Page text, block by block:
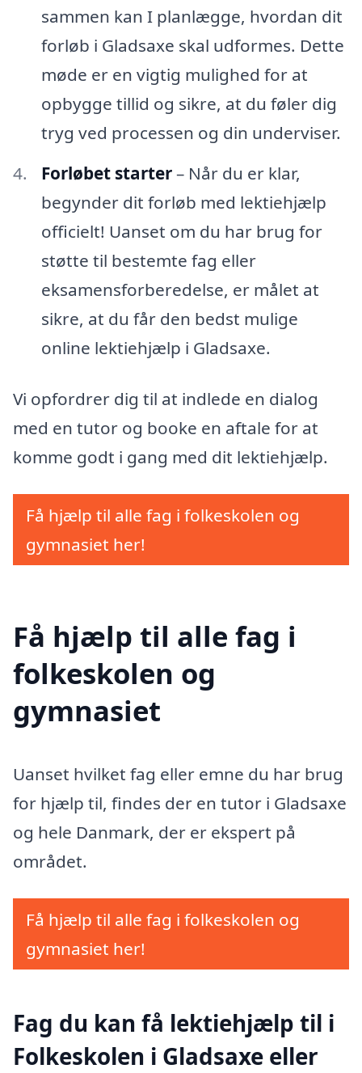
sammen kan I planlægge, hvordan dit
forløb i Gladsaxe skal udformes. Dette
møde er en vigtig mulighed for at
opbygge tillid og sikre, at du føler dig
tryg ved processen og din underviser.
Forløbet starter– Når du er klar,
begynder dit forløb med lektiehjælp
officielt! Uanset om du har brug for
støtte til bestemte fag eller
eksamensforberedelse, er målet at
sikre, at du får den bedst mulige
online lektiehjælp i Gladsaxe.
Vi opfordrer dig til at indlede en dialog
med en tutor og booke en aftale for at
komme godt i gang med dit lektiehjælp.
Få hjælp til alle fag i folkeskolen og
gymnasiet her!
Få hjælp til alle fag i
folkeskolen og
gymnasiet
Uanset hvilket fag eller emne du har brug
for hjælp til, findes der en tutor i Gladsaxe
og hele Danmark, der er ekspert på
området.
Få hjælp til alle fag i folkeskolen og
gymnasiet her!
Fag du kan få lektiehjælp til i
Folkeskolen i Gladsaxe eller